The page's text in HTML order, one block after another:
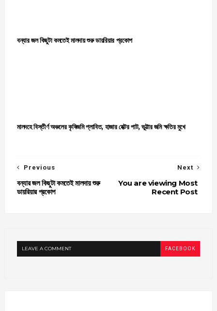
বন্যার জল কিছুটা কমতেই মালদায় শুরু ডায়রিয়ার প্রকোপ
মালদহে বিস্তীর্ণ অঞ্চলের কৃষিজমি প্লাবিত, হাজার হেক্টর পাট, ভুট্টার জমি ক্ষতির মুখে
Next
You are viewing Most
Recent Post
Previous
বন্যার জল কিছুটা কমতেই মালদায় শুরু
ডায়রিয়ার প্রকোপ
LEAVE A COMMENT FACEBOOK